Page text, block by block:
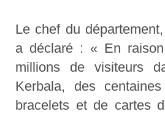
Le chef du
a déclaré : « En
millions de visiteurs
Kerbala, des
bracelets et de cartes